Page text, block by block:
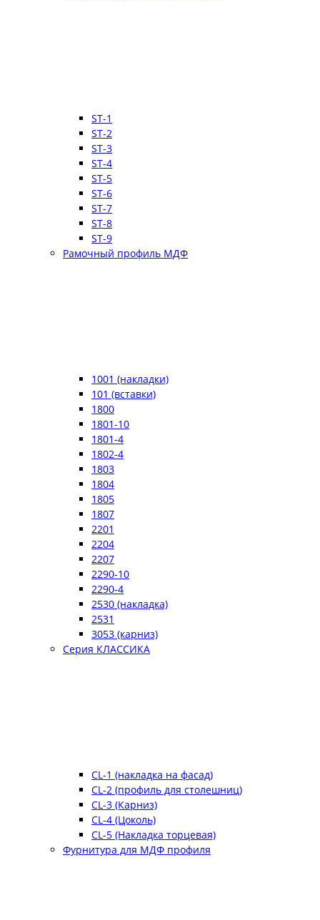
ST-1
ST-2
ST-3
ST-4
ST-5
ST-6
ST-7
ST-8
ST-9
Рамочный профиль МДФ
1001 (накладки)
101 (вставки)
1800
1801-10
1801-4
1802-4
1803
1804
1805
1807
2201
2204
2207
2290-10
2290-4
2530 (накладка)
2531
3053 (карниз)
Серия КЛАССИКА
CL-1 (накладка на фасад)
CL-2 (профиль для столешниц)
CL-3 (Карниз)
CL-4 (Цоколь)
CL-5 (Накладка торцевая)
Фурнитура для МДФ профиля